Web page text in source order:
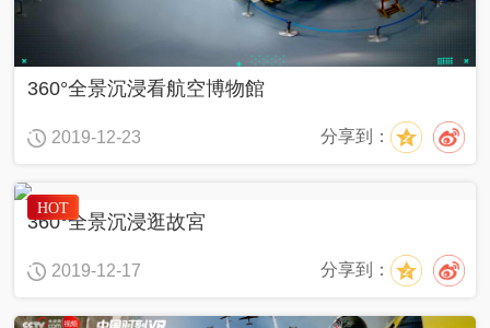
360°全景沉浸看航空博物館
2019-12-23 分享到：
HOT
360°全景沉浸逛故宮
2019-12-17 分享到：